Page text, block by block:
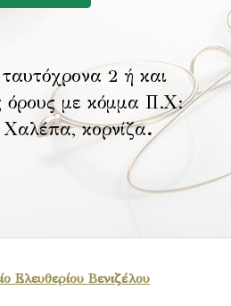
2 ή και
όρους με κόμμα Π.Χ:
Χαλέπα, κορνίζα.
Ελευθερίου Βενιζέλου